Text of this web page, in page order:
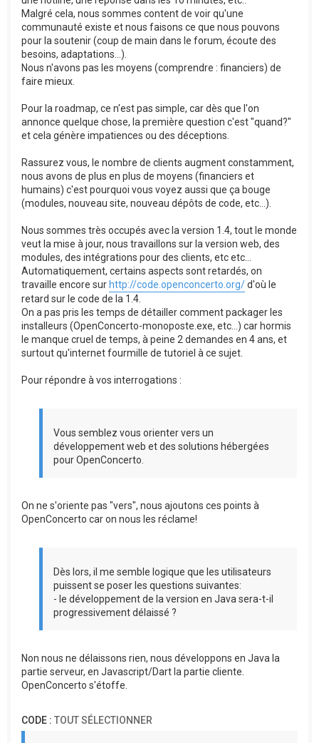
Malgré cela, nous sommes content de voir qu'une
communauté existe et nous faisons ce que nous pouvons
pour la soutenir (coup de main dans le forum, écoute des
besoins, adaptations...).
Nous n'avons pas les moyens (comprendre : financiers) de
faire mieux.
Pour la roadmap, ce n'est pas simple, car dès que l'on
annonce quelque chose, la première question c'est "quand?"
et cela génère impatiences ou des déceptions.
Rassurez vous, le nombre de clients augment constamment,
nous avons de plus en plus de moyens (financiers et
humains) c'est pourquoi vous voyez aussi que ça bouge
(modules, nouveau site, nouveau dépôts de code, etc...).
Nous sommes très occupés avec la version 1.4, tout le monde
veut la mise à jour, nous travaillons sur la version web, des
modules, des intégrations pour des clients, etc etc...
Automatiquement, certains aspects sont retardés, on
travaille encore sur http://code.openconcerto.org/d'où le
retard sur le code de la 1.4.
On a pas pris les temps de détailler comment packager les
installeurs (OpenConcerto-monoposte.exe, etc...) car hormis
le manque cruel de temps, à peine 2 demandes en 4 ans, et
surtout qu'internet fourmille de tutoriel à ce sujet.
Pour répondre à vos interrogations :
Vous semblez vous orienter vers un
développement web et des solutions hébergées
pour OpenConcerto.
On ne s'oriente pas "vers", nous ajoutons ces points à
OpenConcerto car on nous les réclame!
Dès lors, il me semble logique que les utilisateurs
puissent se poser les questions suivantes:
- le développement de la version en Java sera-t-il
progressivement délaissé ?
Non nous ne délaissons rien, nous développons en Java la
partie serveur, en Javascript/Dart la partie cliente.
OpenConcerto s'étoffe.
CODE : TOUT SÉLECTIONNER